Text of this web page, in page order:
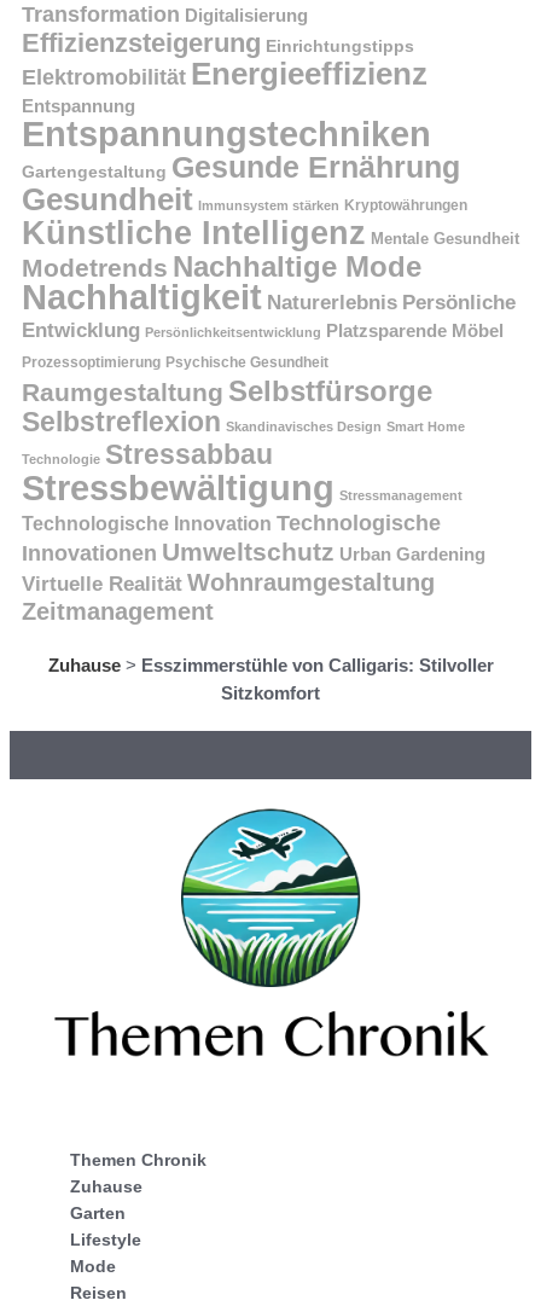
Transformation Digitalisierung
Effizienzsteigerung Einrichtungstipps
Elektromobilität Energieeffizienz
Entspannung
Entspannungstechniken
Gartengestaltung Gesunde Ernährung
Gesundheit Immunsystem stärken Kryptowährungen
Künstliche Intelligenz Mentale Gesundheit
Modetrends Nachhaltige Mode
Nachhaltigkeit Naturerlebnis Persönliche
Entwicklung Persönlichkeitsentwicklung Platzsparende Möbel
Prozessoptimierung Psychische Gesundheit
Raumgestaltung Selbstfürsorge
Selbstreflexion Skandinavisches Design Smart Home
Technologie Stressabbau
Stressbewältigung Stressmanagement
Technologische Innovation Technologische
Innovationen Umweltschutz Urban Gardening
Virtuelle Realität Wohnraumgestaltung
Zeitmanagement
Zuhause> Esszimmerstühle von Calligaris: Stilvoller
Sitzkomfort
Themen Chronik
Zuhause
Garten
Lifestyle
Mode
Reisen